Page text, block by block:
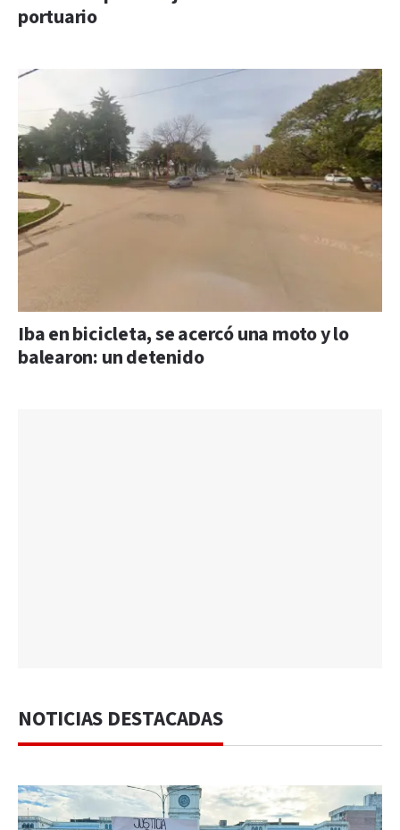
portuario
Iba en bicicleta, se acercó una moto y lo
balearon: un detenido
NOTICIAS DESTACADAS